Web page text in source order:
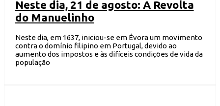
Neste dia, 21 de agosto: A Revolta
do Manuelinho
Neste dia, em 1637, iniciou-se em Évora um movimento
contra o domínio filipino em Portugal, devido ao
aumento dos impostos e às difíceis condições de vida da
população